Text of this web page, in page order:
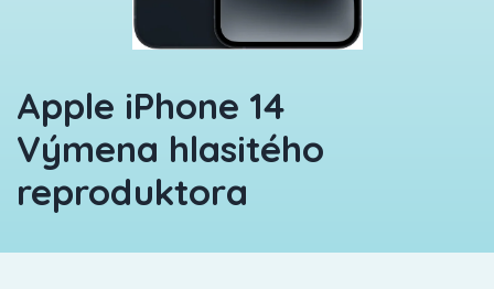
Apple iPhone 14
Výmena hlasitého
reproduktora